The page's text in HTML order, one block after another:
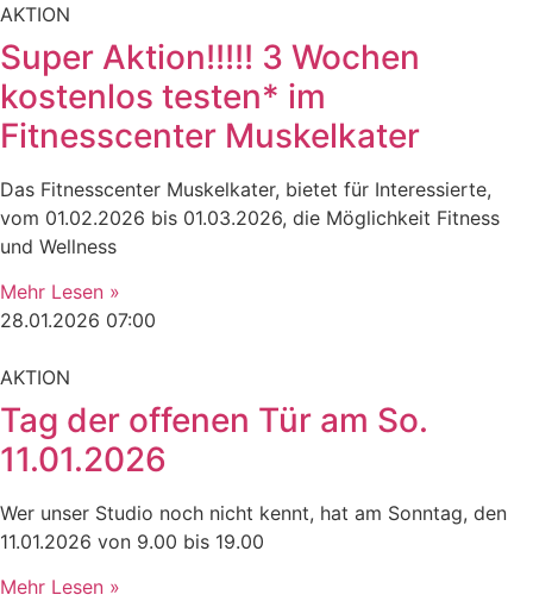
AKTION
Super Aktion!!!!! 3 Wochen
kostenlos testen* im
Fitnesscenter Muskelkater
Das Fitnesscenter Muskelkater, bietet für Interessierte,
vom 01.02.2026 bis 01.03.2026, die Möglichkeit Fitness
und Wellness
Mehr Lesen »
28.01.2026 07:00
AKTION
Tag der offenen Tür am So.
11.01.2026
Wer unser Studio noch nicht kennt, hat am Sonntag, den
11.01.2026 von 9.00 bis 19.00
Mehr Lesen »